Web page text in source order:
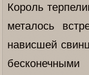
Король
металось
нависшей